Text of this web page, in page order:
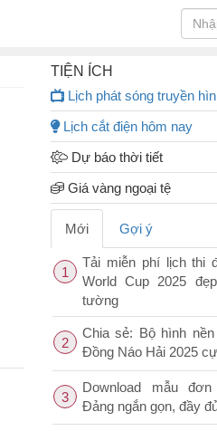
TIỆN ÍCH
Lịch phát sóng truyền
Lịch cắt điện hôm nay
Dự báo thời tiết
Giá vàng ngoại tệ
Mới Gợi ý
1
Tải miễn phí lịch thi
World Cup 2025
tường
2
Chia sẻ: Bộ hình
Đồng Náo Hải 2025
3
Download mẫu
Đảng ngắn gọn, đầy